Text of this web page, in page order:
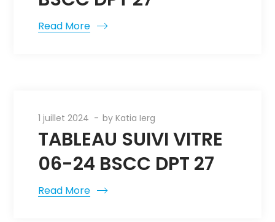
Read More
1 juillet 2024 byKatia Ierg
TABLEAU SUIVI VITRE
06-24 BSCC DPT 27
Read More